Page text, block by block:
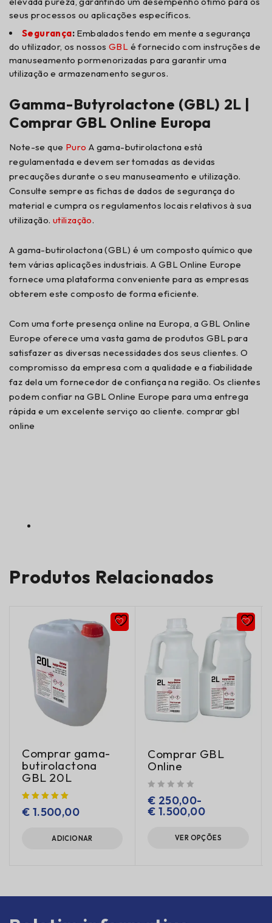
seus processos ou aplicações específicos.
Segurança: Embalados tendo em mente a segurança
do utilizador, os nossos GBL é fornecido com instruções de
manuseamento pormenorizadas para garantir uma
utilização e armazenamento seguros.
Gamma-Butyrolactone (GBL) 2L |
Comprar GBL Online Europa
Note-se que Puro A gama-butirolactona está
regulamentada e devem ser tomadas as devidas
precauções durante o seu manuseamento e utilização.
Consulte sempre as fichas de dados de segurança do
material e cumpra os regulamentos locais relativos à sua
utilização. utilização.
A gama-butirolactona (GBL) é um composto químico que
tem várias aplicações industriais. A GBL Online Europe
fornece uma plataforma conveniente para as empresas
obterem este composto de forma eficiente.
Com uma forte presença online na Europa, a GBL Online
Europe oferece uma vasta gama de produtos GBL para
satisfazer as diversas necessidades dos seus clientes. O
compromisso da empresa com a qualidade e a fiabilidade
faz dela um fornecedor de confiança na região. Os clientes
podem confiar na GBL Online Europe para uma entrega
rápida e um excelente serviço ao cliente. comprar gbl
online
Produtos Relacionados
Comprar gama-
butirolactona
GBL 20L
€ 1.500,00
ADICIONAR
Comprar GBL
Online
€ 250,00-
€ 1.500,00
VER OPÇÕES